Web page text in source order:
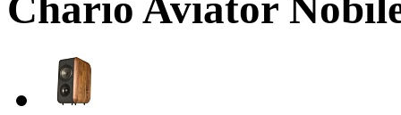
Chario Aviator